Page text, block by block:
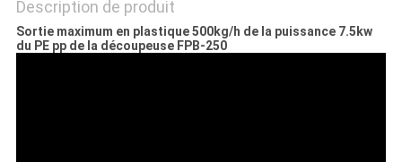
Description de produit
Sortie maximum en plastique 500kg/h de la puissance 7.5kw
du PE pp de la découpeuse FPB-250